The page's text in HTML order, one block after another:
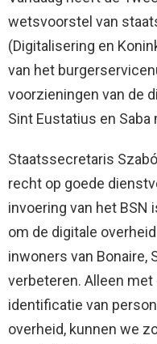
wetsvoorstel van
(Digitalisering en
van het
voorzieningen van de
Sint Eustatius en Saba
Staatssecretaris
recht op goede
invoering van het BSN
om de digitale
inwoners van Bonaire,
verbeteren. Alleen
identificatie van
overheid, kunnen we